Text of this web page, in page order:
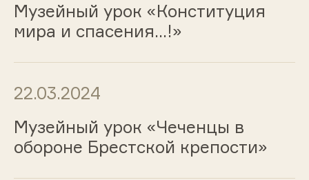
Музейный урок «Конституция
мира и спасения...!»
22.03.2024
Музейный урок «Чеченцы в
обороне Брестской крепости»